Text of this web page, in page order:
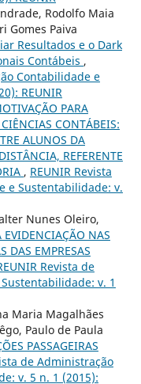
Rodolfo Maia
Gomes Paiva
Resultados e o Dark
Contábeis ,
Contabilidade e
REUNIR
PARA
CONTÁBEIS:
ALUNOS DA
REFERENTE
, REUNIR Revista
e Sustentabilidade: v.
Nunes Oleiro,
NAS
DAS EMPRESAS
Revista de
v. 1
Maria Magalhães
Paulo de Paula
PASSAGEIRAS
de Administração
v. 5 n. 1 (2015):